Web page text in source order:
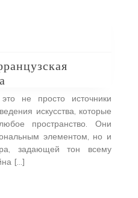
не просто источники
искусства, которые
пространство. Они
элементом, но и
задающей тон всему
[…]